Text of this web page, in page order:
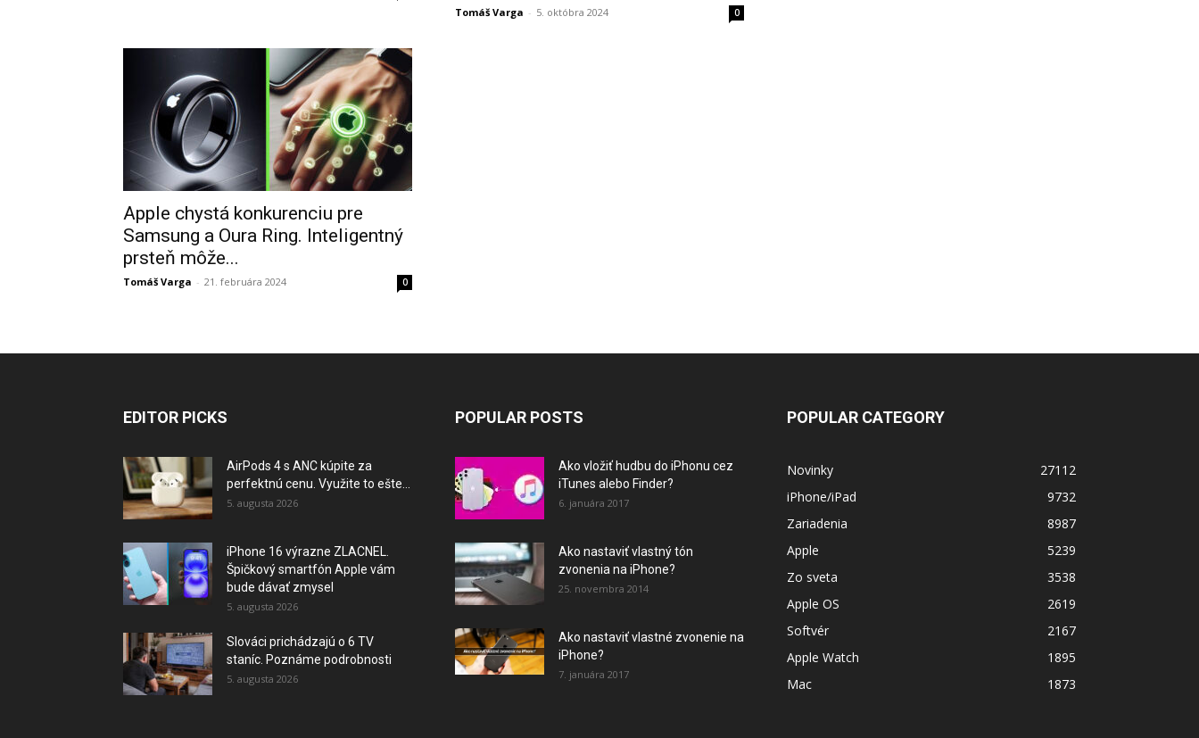
Tomáš Varga - 5. októbra 2024 0
Apple chystá konkurenciu pre
Samsung a Oura Ring. Inteligentný
prsteň môže...
Tomáš Varga - 21. februára 2024 0
EDITOR PICKS
AirPods 4 s ANC kúpite za
perfektnú cenu. Využite to ešte...
5. augusta 2026
iPhone 16 výrazne ZLACNEL.
Špičkový smartfón Apple vám
bude dávať zmysel
5. augusta 2026
Slováci prichádzajú o 6 TV
staníc. Poznáme podrobnosti
5. augusta 2026
POPULAR POSTS
Ako vložiť hudbu do iPhonu cez
iTunes alebo Finder?
6. januára 2017
Ako nastaviť vlastný tón
zvonenia na iPhone?
25. novembra 2014
Ako nastaviť vlastné zvonenie na
iPhone?
7. januára 2017
POPULAR CATEGORY
Novinky
27112
iPhone/iPad
9732
Zariadenia
8987
Apple
5239
Zo sveta
3538
Apple OS
2619
Softvér
2167
Apple Watch
1895
Mac
1873